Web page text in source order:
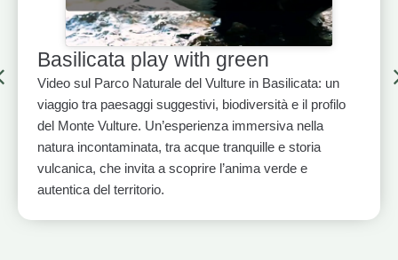
Basilicata play with green
Video sul Parco Naturale del Vulture in Basilicata: un
viaggio tra paesaggi suggestivi, biodiversità e il profilo
del Monte Vulture. Un’esperienza immersiva nella
natura incontaminata, tra acque tranquille e storia
vulcanica, che invita a scoprire l’anima verde e
autentica del territorio.